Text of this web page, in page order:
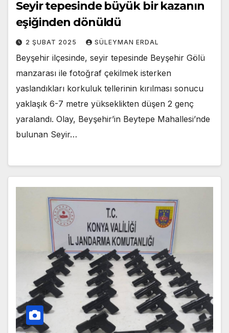
Seyir tepesinde büyük bir kazanın
eşiğinden dönüldü
2 ŞUBAT 2025 SÜLEYMAN ERDAL
Beyşehir ilçesinde, seyir tepesinde Beyşehir Gölü
manzarası ile fotoğraf çekilmek isterken
yaslandıkları korkuluk tellerinin kırılması sonucu
yaklaşık 6-7 metre yükseklikten düşen 2 genç
yaralandı. Olay, Beyşehir’in Beytepe Mahallesi’nde
bulunan Seyir…